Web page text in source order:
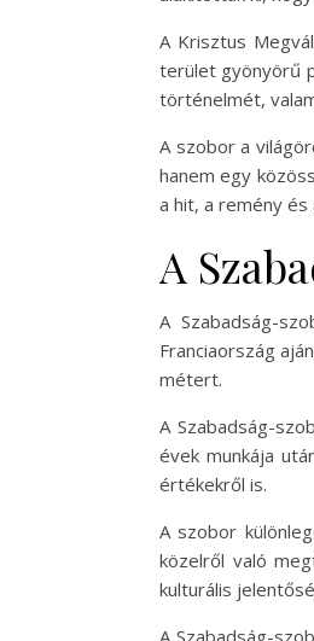
A Krisztus
terület gyönyörű
történelmét,
A szobor a
hanem egy
a hit, a remény
A
A Szabadság-
Franciaország
métert.
A Szabadság-
évek munkája
értékekről is.
A szobor
közelről való
kulturális
A Szabadság-